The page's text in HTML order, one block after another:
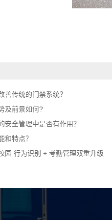
善传统的门禁系统？
及前景如何?
安全管理中是否有作用？
和特点？
园 行为识别 + 考勤管理双重升级